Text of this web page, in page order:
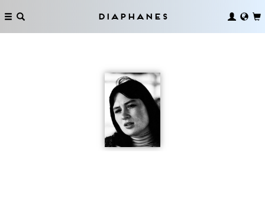
Diaphanes